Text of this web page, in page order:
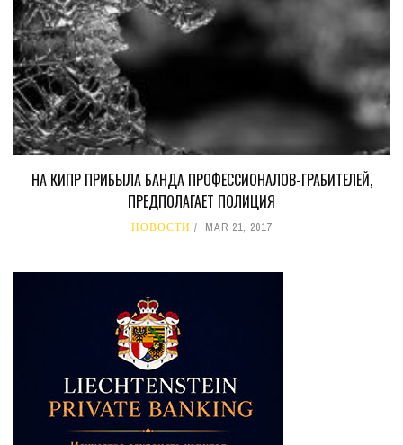
НА КИПР ПРИБЫЛА БАНДА ПРОФЕССИОНАЛОВ-ГРАБИТЕЛЕЙ,
ПРЕДПОЛАГАЕТ ПОЛИЦИЯ
НОВОСТИ MAR 21, 2017